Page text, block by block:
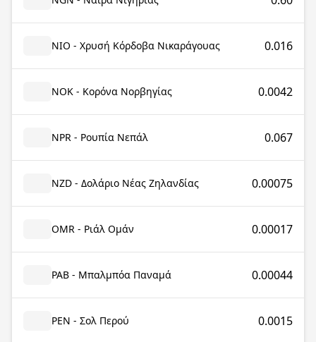
NIO - Χρυσή Κόρδοβα Νικαράγουας 0.016
NOK - Κορόνα Νορβηγίας 0.0042
NPR - Ρουπία Νεπάλ 0.067
NZD - Δολάριο Νέας Ζηλανδίας 0.00075
OMR - Ριάλ Ομάν 0.00017
PAB - Μπαλμπόα Παναμά 0.00044
PEN - Σολ Περού 0.0015